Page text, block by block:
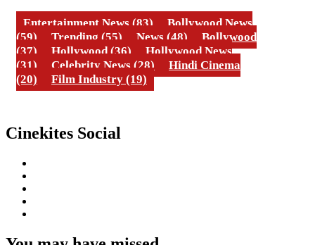
Entertainment News (83)
Bollywood News
(59)
Trending (55) News (48)
Bollywood
(37)
Hollywood (36)
Hollywood News
(31)
Celebrity News (28)
Hindi Cinema
(20)
Film Industry (19)
Cinekites Social